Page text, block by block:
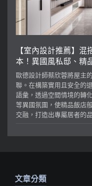
【室內設計推薦】
本！異國風私邸、精
歐德設計師蔡欣蓉將屋主
聯。在構築實用且安全的
語彙，透過空間情境的轉
等異國氛圍，使精品飯店
交融，打造出專屬居者的
文章分類